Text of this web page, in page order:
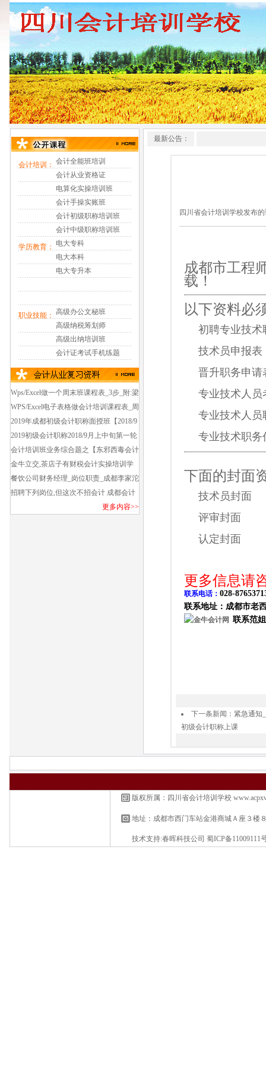
会计培训： 会计全能班培训
会计从业资格证
电算化实操培训班
会计手操实账班
会计初级职称培训班
会计中级职称培训班
学历教育：
电大专科
电大本科
电大专升本
职业技能： 高级办公文秘班
高级纳税筹划师
高级出纳培训班
会计证考试手机练题
Wps/Excel做一个周末班课程表_3步_附:梁
家巷2019初级会计职称培训班_面授班好
久上课_第1轮
WPS/Excel电子表格做会计培训课程表_周
日班_金牛区报培训班学会计哪个好_费用
多少钱?
2019年成都初级会计职称面授班【2018/9
第1轮课程】金牛老会展中心,省民干院附
近会计初级培训班
2019初级会计职称2018/9月上中旬第一轮
培训_西门蜀汉路会计初级职称培训早鸟
班培训
会计培训班业务综合题之【东邪西毒会计
培训密码】西门环球广场会计培训班培训
费_资料费_考试费共多少钱?
金牛立交,茶店子有财税会计实操培训学
校吗【学思捷金牛会计中心】
餐饮公司财务经理_岗位职责_成都李家沱
中级会计职称好久上课_在哪儿上课?
招聘下列岗位,但这次不招会计 成都会计
培训班哪家要推荐工作_新模式会计实操
更多内容>>
最新公告：
四川省会计培训学校发布
成都市工程
载！
以下资料必
初聘专业技术
技术员申报表
晋升职务申请
专业技术人员
专业技术人员
专业技术职务
下面的封面
技术员封面
评审封面
认定封面
更多信息请
联系电话： 028-
联系地址：成都市老
联系范
下一条新闻： 紧急通知
初级会计职称上课
版权所属：四川省会计培训学校
地址：成都市西门车站金港商城Ａ座３楼
技术支持:春晖科技公司 蜀ICP备11009111